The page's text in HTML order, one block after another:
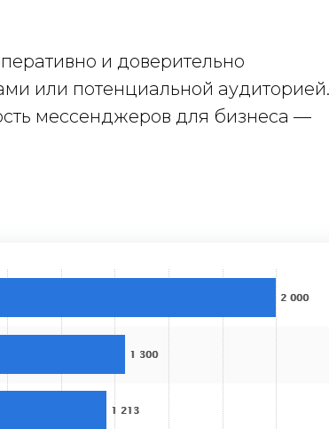
и доверительно
или потенциальной аудиторией.
мессенджеров для бизнеса —